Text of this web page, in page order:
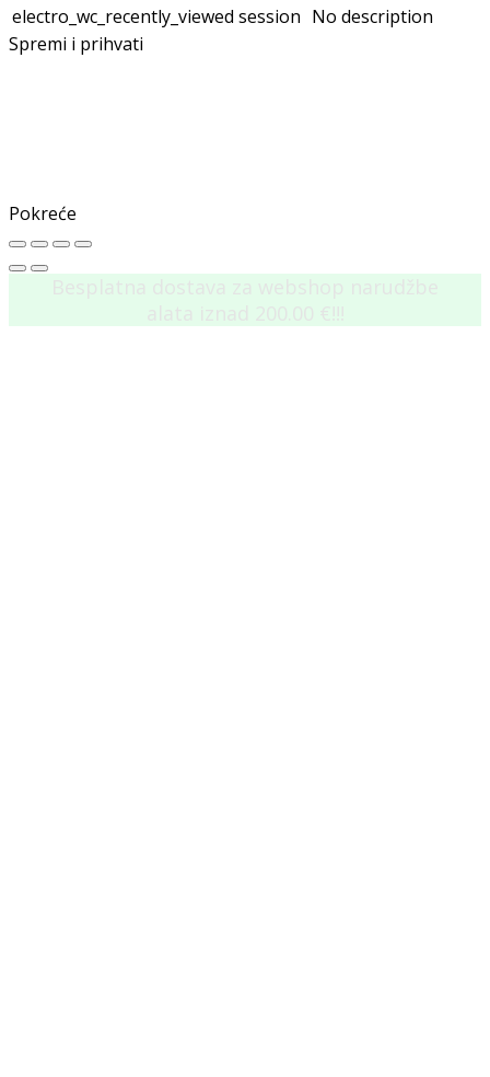
electro_wc_recently_viewed session No description
Spremi i prihvati
Pokreće